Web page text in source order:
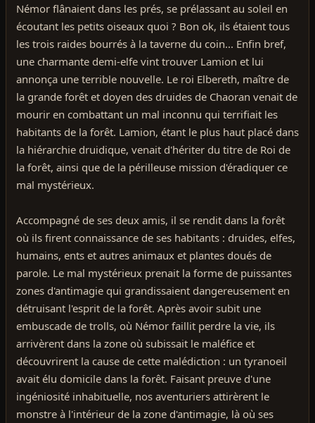
Némor flânaient dans les prés, se prélassant au soleil en
écoutant les petits oiseaux quoi ? Bon ok, ils étaient tous
les trois raides bourrés à la taverne du coin... Enfin bref,
une charmante demi-elfe vint trouver Lamion et lui
annonça une terrible nouvelle. Le roi Elbereth, maître de
la grande forêt et doyen des druides de Chaoran venait de
mourir en combattant un mal inconnu qui terrifiait les
habitants de la forêt. Lamion, étant le plus haut placé dans
la hiérarchie druidique, venait d'hériter du titre de Roi de
la forêt, ainsi que de la périlleuse mission d'éradiquer ce
mal mystérieux.
Accompagné de ses deux amis, il se rendit dans la forêt
où ils firent connaissance de ses habitants : druides, elfes,
humains, ents et autres animaux et plantes doués de
parole. Le mal mystérieux prenait la forme de puissantes
zones d'antimagie qui grandissaient dangereusement en
détruisant l'esprit de la forêt. Après avoir subit une
embuscade de trolls, où Némor faillit perdre la vie, ils
arrivèrent dans la zone où subissait le maléfice et
découvrirent la cause de cette malédiction : un tyranoeil
avait élu domicile dans la forêt. Faisant preuve d'une
ingéniosité inhabituelle, nos aventuriers attirèrent le
monstre à l'intérieur de la zone d'antimagie, là où ses